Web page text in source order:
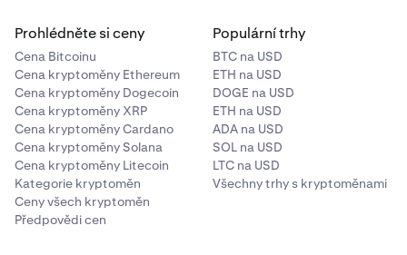
Satoshi Test:Zahrnuje odeslání malé krypto
transakce k potvrzení, že peněženku ovládáte.
Zjistěte, jak provést Satoshi Test zde.
3 Znovu zahajte výběr:
Jakmile je vaše peněženka
ověřena, odešlete novou žádost o výběr na stejnou
adresu. Ověřené peněženky nebudou muset být
znovu ověřovány pro budoucí transakce.
Prohlédněte si ceny
Cena Bitcoinu
Cena kryptoměny Ethereum
Cena kryptoměny Dogecoin
Cena kryptoměny XRP
Cena kryptoměny Cardano
Cena kryptoměny Solana
Cena kryptoměny Litecoin
Kategorie kryptoměn
Ceny všech kryptoměn
Předpovědi cen
Populární trhy
BTC na USD
ETH na USD
DOGE na USD
ETH na USD
ADA na USD
SOL na USD
LTC na USD
Všechny trhy s kryptoměnami